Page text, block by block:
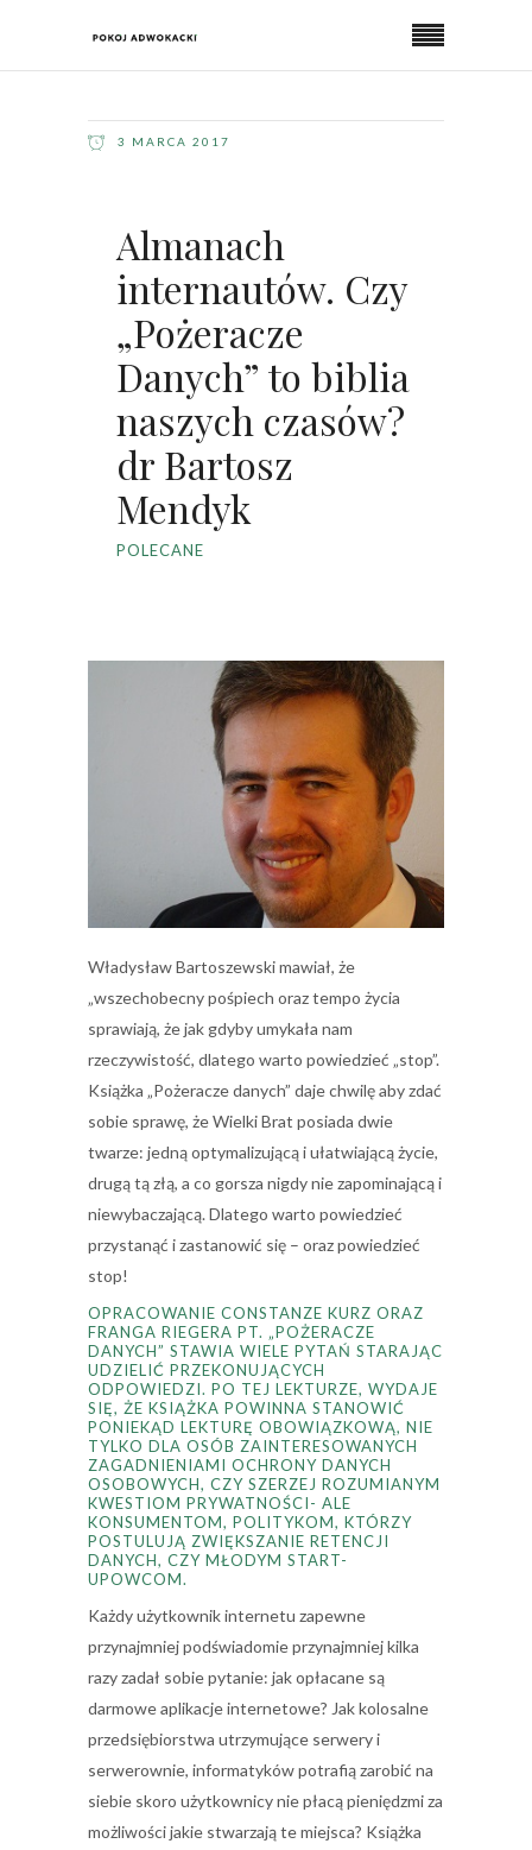
3 MARCA 2017
Almanach
internautów. Czy
„Pożeracze
Danych” to biblia
naszych czasów?
dr Bartosz
Mendyk
POLECANE
Władysław Bartoszewski mawiał, że
„wszechobecny pośpiech oraz tempo życia
sprawiają, że jak gdyby umykała nam
rzeczywistość, dlatego warto powiedzieć „stop”.
Książka „Pożeracze danych” daje chwilę aby zdać
sobie sprawę, że Wielki Brat posiada dwie
twarze: jedną optymalizującą i ułatwiającą życie,
drugą tą złą, a co gorsza nigdy nie zapominającą i
niewybaczającą. Dlatego warto powiedzieć
przystanąć i zastanowić się – oraz powiedzieć
stop!
OPRACOWANIE CONSTANZE KURZ ORAZ
FRANGA RIEGERA PT. „POŻERACZE
DANYCH” STAWIA WIELE PYTAŃ STARAJĄC
UDZIELIĆ PRZEKONUJĄCYCH
ODPOWIEDZI. PO TEJ LEKTURZE, WYDAJE
SIĘ, ŻE KSIĄŻKA POWINNA STANOWIĆ
PONIEKĄD LEKTURĘ OBOWIĄZKOWĄ, NIE
TYLKO DLA OSÓB ZAINTERESOWANYCH
ZAGADNIENIAMI OCHRONY DANYCH
OSOBOWYCH, CZY SZERZEJ ROZUMIANYM
KWESTIOM PRYWATNOŚCI- ALE
KONSUMENTOM, POLITYKOM, KTÓRZY
POSTULUJĄ ZWIĘKSZANIE RETENCJI
DANYCH, CZY MŁODYM START-
UPOWCOM.
Każdy użytkownik internetu zapewne
przynajmniej podświadomie przynajmniej kilka
razy zadał sobie pytanie: jak opłacane są
darmowe aplikacje internetowe? Jak kolosalne
przedsiębiorstwa utrzymujące serwery i
serwerownie, informatyków potrafią zarobić na
siebie skoro użytkownicy nie płacą pieniędzmi za
możliwości jakie stwarzają te miejsca? Książka